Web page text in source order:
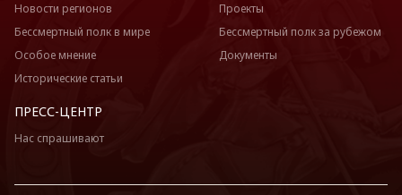
Новости регионов
Бессмертный полк в мире
Особое мнение
Исторические статьи
Проекты
Бессмертный полк за рубежом
Документы
ПРЕСС-ЦЕНТР
Нас спрашивают